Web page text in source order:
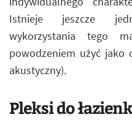
Istnieje jeszcze
wykorzystania tego
powodzeniem użyć jako
akustyczny).
Pleksi do